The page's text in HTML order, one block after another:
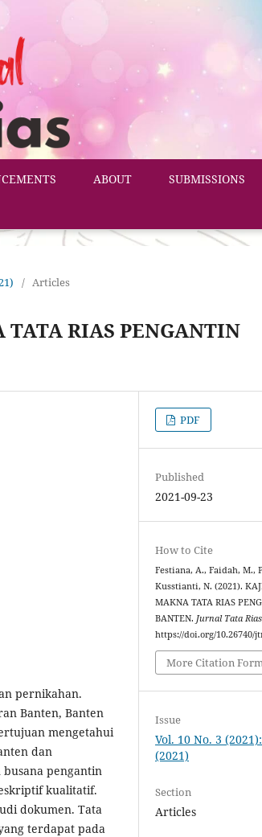
ABOUT SUBMISSIONS
/ Articles
RIAS PENGANTIN
pernikahan.
Banten, Banten
mengetahui
dan
pengantin
kualitatif.
dokumen. Tata
terdapat pada
PDF
Published
2021-09-23
How to Cite
Festiana, A., Faidah, M.,
Kusstianti, N. (2021).
MAKNA TATA RIAS
BANTEN. Jurnal Tata Rias
https://doi.org/10.26740/
More Citation
Issue
Vol. 10 No. 3
(2021)
Section
Articles